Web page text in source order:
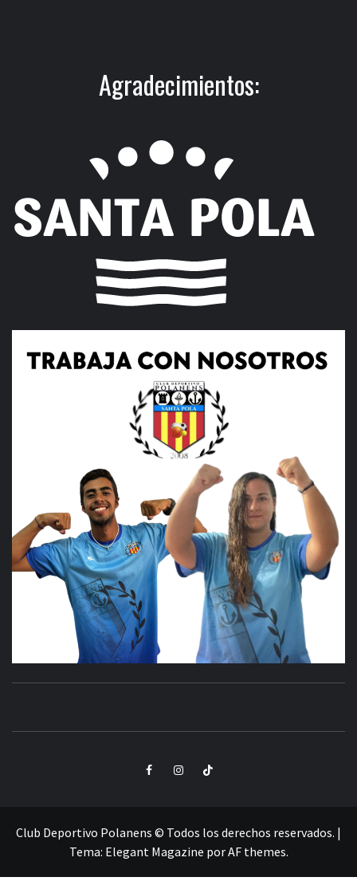
Agradecimientos:
CLUB
DEPORTIVO
ElementoElementoElemento
Club Deportivo Polanens © Todos los derechos reservados. |
Tema: Elegant Magazine porAF themes.